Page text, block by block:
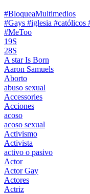
#BloqueaMultimedios
#Gays #iglesia
#MeToo
19S
28S
A star Is Born
Aaron Samuels
Aborto
abuso sexual
Accessories
Acciones
acoso
acoso sexual
Activismo
Activista
activo o pasivo
Actor
Actor Gay
Actores
Actriz